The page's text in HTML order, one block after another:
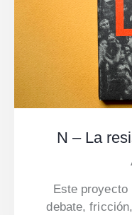
N – La
Este proyecto
debate,